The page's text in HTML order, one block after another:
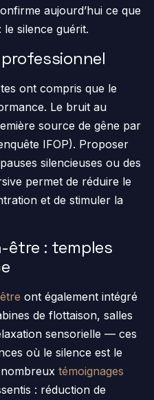
aujourd’hui ce que
silence guérit.
ont compris que le
Le bruit au
source de gêne par
IFOP). Proposer
silencieuses ou des
permet de réduire le
et de stimuler la
être : temples
ont également intégré
de flottaison, salles
sensorielle — ces
où le silence est le
témoignages
: réduction de